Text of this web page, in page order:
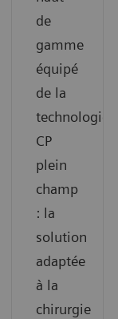
de
gamme
équipé
de la
technologie
CP
plein
champ
: la
solution
adaptée
à la
chirurgie